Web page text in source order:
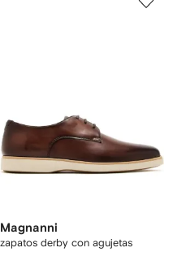
Magnanni
zapatos derby con agujetas